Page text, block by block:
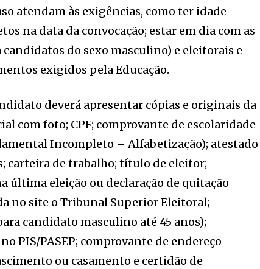
atendam às exigências, como ter idade
na data da convocação; estar em dia com as
do sexo masculino) e eleitorais e
exigidos pela Educação.
deverá apresentar cópias e originais da
com foto; CPF; comprovante de escolaridade
Incompleto – Alfabetização); atestado
carteira de trabalho; título de eleitor;
última eleição ou declaração de quitação
no site o Tribunal Superior Eleitoral;
candidato masculino até 45 anos);
PIS/PASEP; comprovante de endereço
ou casamento e certidão de